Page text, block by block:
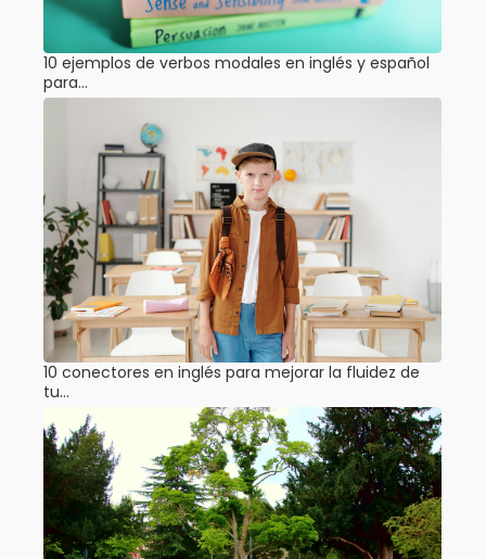
10 ejemplos de verbos modales en inglés y español
para…
10 conectores en inglés para mejorar la fluidez de
tu…